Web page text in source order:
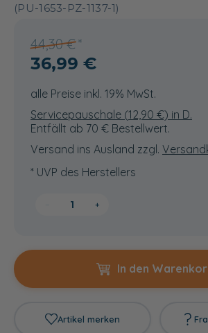
(PU-1653-PZ-1137-1)
44,30 €
36,99 €
alle Preise inkl. 19% MwSt.
Servicepauschale (12,90 €) in D.
Entfällt ab 70 € Bestellwert.
Versand ins Ausland zzgl.
* UVP des Herstellers
+
In den
Artikel merken